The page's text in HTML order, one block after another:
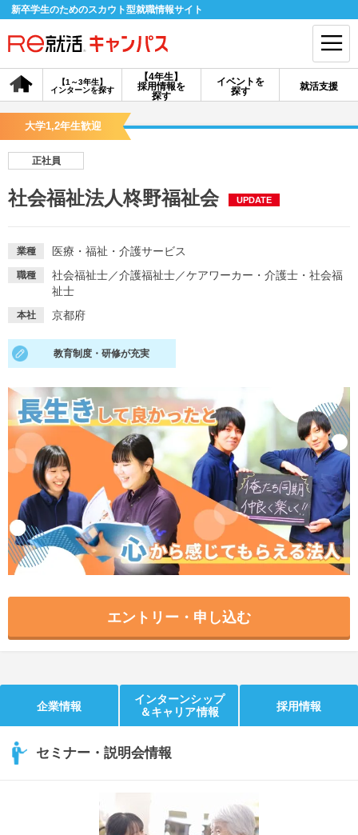
新卒学生のためのスカウト型就職情報サイト
【4年生】
採用情報を
探す
【1～3年生】
インターンを探す
イベントを
探す
就活支援
会員登録 ログイン
探す
イベントを探す
就活ノウハウ・サポート
就活支援
就活ノウハウが満載！ お役立ち記事・相談室など
適職診断
あなたに合う仕事を診断！
就活チャンネル
動画で対策講座をチェック
就活ニュースペーパー
就活時事ニュースを更新
よくある質問
不明点があればこちら
大学1,2年生歓迎
正社員
社会福祉法人柊野福祉会 UPDATE
業種 医療・福祉・介護サービス
職種 社会福祉士／介護福祉士／ケアワーカー・介護士・社会福
祉士
本社 京都府
教育制度・研修が充実
エントリー・申し込む
企業情報
インターンシップ
＆キャリア情報
採用情報
セミナー・説明会情報